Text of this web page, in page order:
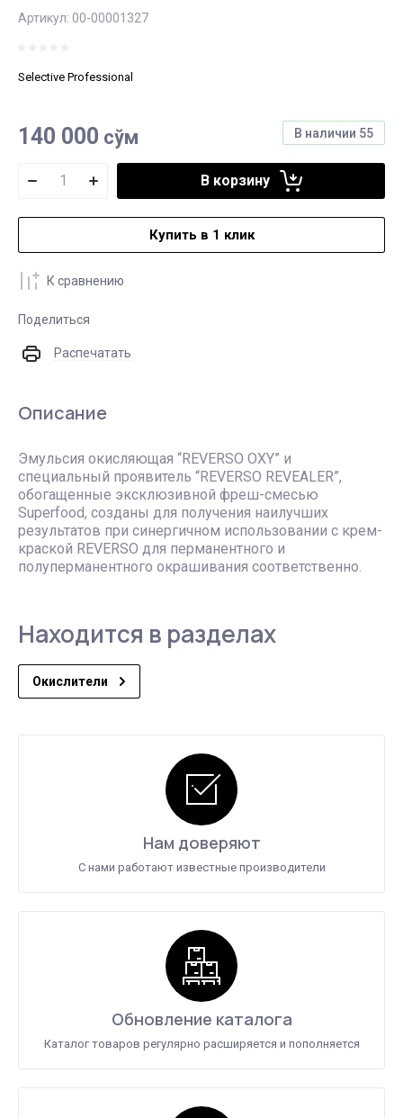
Артикул: 00-00001327
Selective Professional
В наличии 55
140 000 сўм
В корзину
Купить в 1 клик
К сравнению
Поделиться
Распечатать
Описание
Эмульсия окисляющая “REVERSO OXY” и
специальный проявитель “REVERSO REVEALER”,
обогащенные эксклюзивной фреш-смесью
Superfood, созданы для получения наилучших
результатов при синергичном использовании с крем-
краской REVERSO для перманентного и
полуперманентного окрашивания соответственно.
Находится в разделах
Окислители
Нам доверяют
С нами работают известные производители
Обновление каталога
Каталог товаров регулярно расширяется и пополняется